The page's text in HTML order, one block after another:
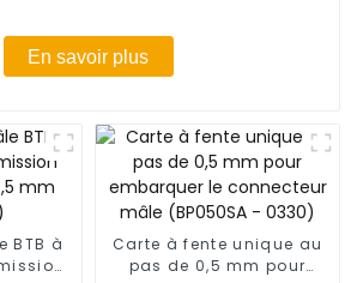
En savoir plus
BTB à
Carte à fente unique au
pas de 0,5 mm pour